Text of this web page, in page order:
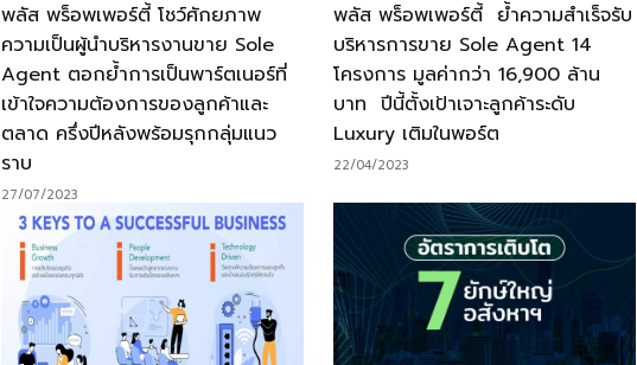
พลัส พร็อพเพอร์ตี้ โชว์ศักยภาพ
ความเป็นผู้นำบริหารงานขาย Sole
Agent ตอกย้ำการเป็นพาร์ตเนอร์ที่
เข้าใจความต้องการของลูกค้าและ
ตลาด ครึ่งปีหลังพร้อมรุกกลุ่มแนว
ราบ
27/07/2023
พลัส พร็อพเพอร์ตี้ ย้ำความสำเร็จรับ
บริหารการขาย Sole Agent 14
โครงการ มูลค่ากว่า 16,900 ล้าน
บาท ปีนี้ตั้งเป้าเจาะลูกค้าระดับ
Luxury เติมในพอร์ต
22/04/2023